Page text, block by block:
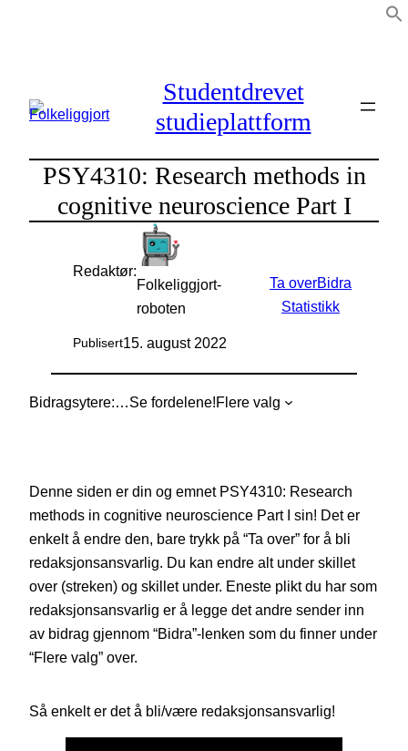
Studentdrevet
studieplattform
PSY4310: Research methods in
cognitive neuroscience Part I
Redaktør:
Folkeliggjort-
roboten
Publisert15. august 2022
Ta overBidra
Statistikk
Bidragsytere: Se fordelene!Flere valg
Denne siden er din og emnet PSY4310: Research
methods in cognitive neuroscience Part I sin! Det er
enkelt å endre den, bare trykk på “Ta over” for å bli
redaksjonsansvarlig. Du kan endre alt under skillet
over (streken) og skillet under. Eneste plikt du har som
redaksjonsansvarlig er å legge det andre sender inn
av bidrag gjennom “Bidra”-lenken som du finner under
“Flere valg” over.
Så enkelt er det å bli/være redaksjonsansvarlig!